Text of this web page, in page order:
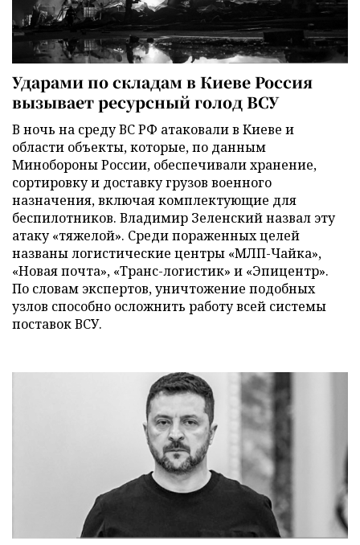
Ударами по складам в Киеве Россия
вызывает ресурсный голод ВСУ
В ночь на среду ВС РФ атаковали в Киеве и
области объекты, которые, по данным
Минобороны России, обеспечивали хранение,
сортировку и доставку грузов военного
назначения, включая комплектующие для
беспилотников. Владимир Зеленский назвал эту
атаку «тяжелой». Среди пораженных целей
названы логистические центры «МЛП-Чайка»,
«Новая почта», «Транс-логистик» и «Эпицентр».
По словам экспертов, уничтожение подобных
узлов способно осложнить работу всей системы
поставок ВСУ.